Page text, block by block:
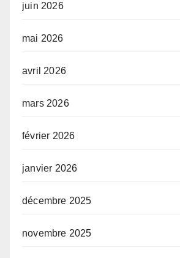
juin 2026
mai 2026
avril 2026
mars 2026
février 2026
janvier 2026
décembre 2025
novembre 2025